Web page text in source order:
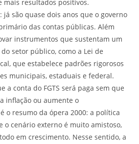
mais resultados positivos.
já são quase dois anos que o governo
das contas públicas. Além
instrumentos que sustentam um
setor público, como a Lei de
que estabelece padrões rigorosos
municipais, estaduais e federal.
a conta do FGTS será paga sem que
inflação ou aumente o
o resumo da ópera 2000: a política
o cenário externo é muito amistoso,
em crescimento. Nesse sentido, a